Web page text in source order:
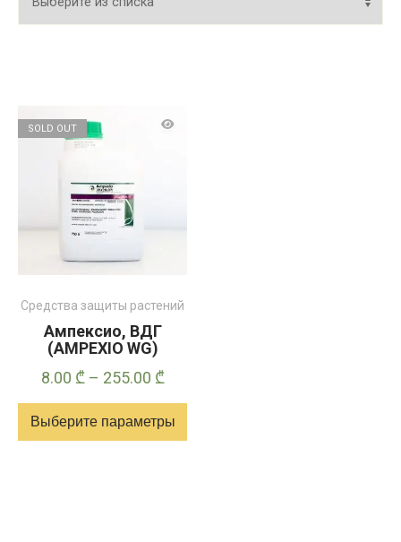
SOLD OUT
Средства защиты растений
Ампексио, ВДГ
(AMPEXIO WG)
8.00 ₾ – 255.00 ₾Диапазон
цен:
8.00 ₾
Выберите параметры